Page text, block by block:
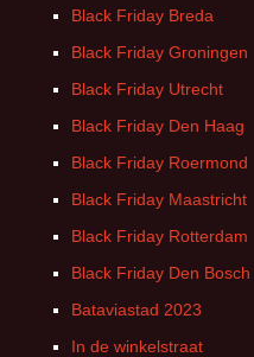
Black Friday Breda
Black Friday Groningen
Black Friday Utrecht
Black Friday Den Haag
Black Friday Roermond
Black Friday Maastricht
Black Friday Rotterdam
Black Friday Den Bosch
Bataviastad 2023
In de winkelstraat